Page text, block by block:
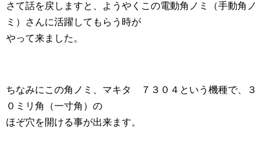
さて話を戻しますと、ようやくこの電動角ノミ（手動角ノ
ミ）さんに活躍してもらう時が
やって来ました。
ちなみにこの角ノミ、マキタ ７３０４という機種で、３
０ミリ角（一寸角）の
ほぞ穴を開ける事が出来ます。